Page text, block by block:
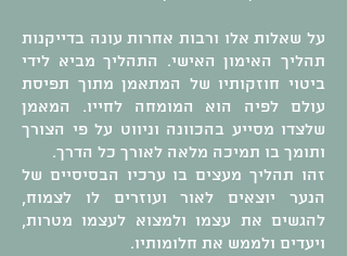
על שאלות אלו ורבות אחרות עונה בדייקנות
תהליך האימון האישי. התהליך מביא לידי
ביטוי חוזקותיו של המתאמן מתוך תפיסת
עולם לפיה הוא המומחה לחייו. המאמן
שלצדו מסייע בהכוונה וניווט על פי הצורך
ותומך בו תמיכה מלאה לאורך כל הדרך.
זהו תהליך מעצים בו ערכיו הבסיסיים של
הנער יוצאים לאור ועוזרים לו לצמוח,
להגשים את עצמו ולמצוא לעצמו מטרות,
ויעדים ולממש את חלומותיו.